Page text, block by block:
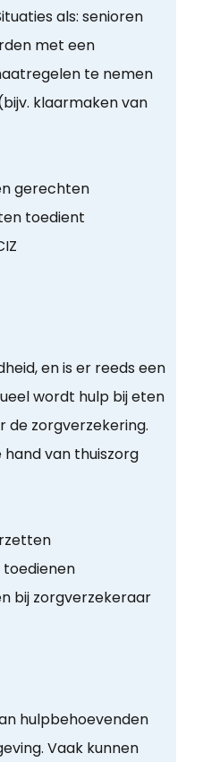
als: senioren
met een
te nemen
klaarmaken van
gerechten
toedient
en is er reeds een
wordt hulp bij eten
de zorgverzekering.
van thuiszorg
bij zorgverzekeraar
hulpbehoevenden
Vaak kunnen